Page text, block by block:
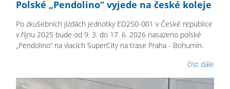
Polské „Pendolino“ vyjede na české koleje
Po zkušebních jízdách jednotky ED250-001 v České republice
v říjnu 2025 bude od 9. 3. do 17. 6. 2026 nasazeno polské
„Pendolino“ na vlacích SuperCity na trase Praha - Bohumín.
číst dále